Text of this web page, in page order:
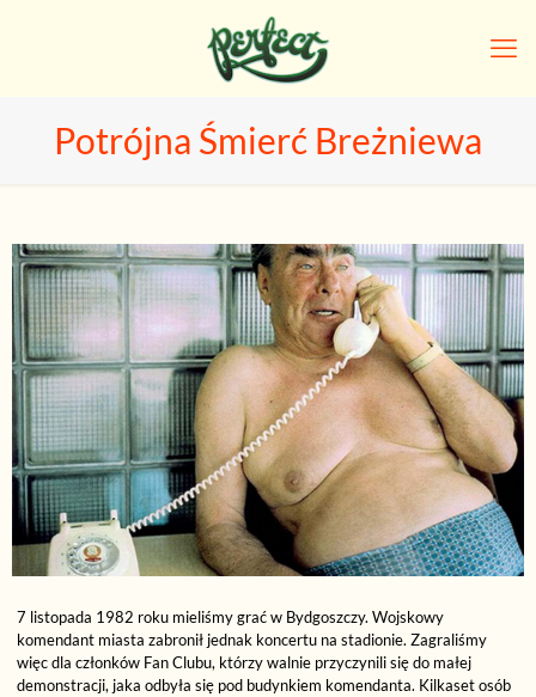
Potrójna Śmierć Breżniewa
7 listopada 1982 roku mieliśmy grać w Bydgoszczy. Wojskowy
komendant miasta zabronił jednak koncertu na stadionie. Zagraliśmy
więc dla członków Fan Clubu, którzy walnie przyczynili się do małej
demonstracji, jaka odbyła się pod budynkiem komendanta. Kilkaset osób